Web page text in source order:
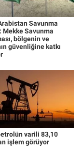
Savunma
Mekke Savunma
bölgenin ve
güvenliğine katkı
varili 83,10
işlem görüyor